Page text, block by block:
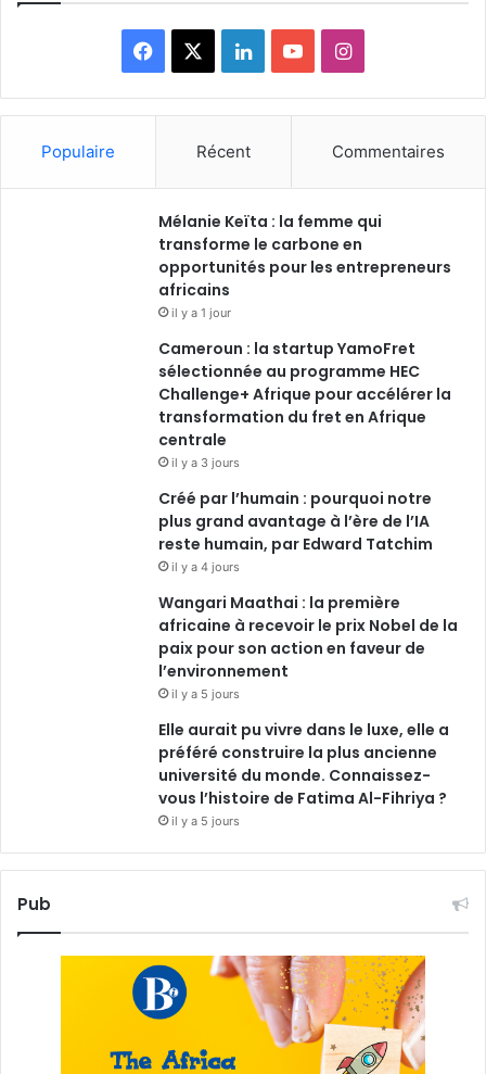
Facebook LinkedinYouTubeInstagram
Populaire Récent Commentaires
Mélanie Keïta : la femme qui
transforme le carbone en
opportunités pour les entrepreneurs
africains
il y a 1 jour
Cameroun : la startup YamoFret
sélectionnée au programme HEC
Challenge+ Afrique pour accélérer la
transformation du fret en Afrique
centrale
il y a 3 jours
Créé par l’humain : pourquoi notre
plus grand avantage à l’ère de l’IA
reste humain, par Edward Tatchim
il y a 4 jours
Wangari Maathai : la première
africaine à recevoir le prix Nobel de la
paix pour son action en faveur de
l’environnement
il y a 5 jours
Elle aurait pu vivre dans le luxe, elle a
préféré construire la plus ancienne
université du monde. Connaissez-
vous l’histoire de Fatima Al-Fihriya ?
il y a 5 jours
Pub